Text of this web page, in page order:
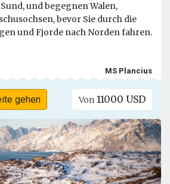
und begegnen Walen,
bevor Sie durch die
und Fjorde nach Norden fahren.
MS Plancius
gehen Von 11000 USD